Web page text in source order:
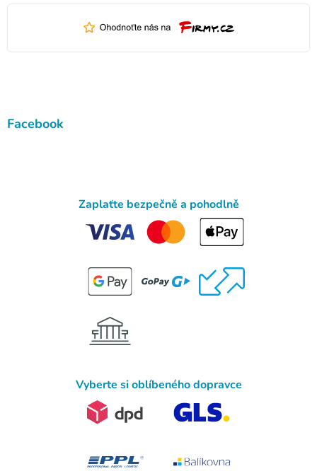
Facebook
Zaplaťte bezpečně a pohodlně
Vyberte si oblíbeného dopravce